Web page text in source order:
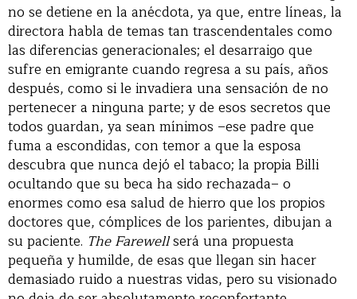
no se detiene en la anécdota, ya que, entre líneas, la
directora habla de temas tan trascendentales como
las diferencias generacionales; el desarraigo que
sufre en emigrante cuando regresa a su país, años
después, como si le invadiera una sensación de no
pertenecer a ninguna parte; y de esos secretos que
todos guardan, ya sean mínimos –ese padre que
fuma a escondidas, con temor a que la esposa
descubra que nunca dejó el tabaco; la propia Billi
ocultando que su beca ha sido rechazada– o
enormes como esa salud de hierro que los propios
doctores que, cómplices de los parientes, dibujan a
su paciente. The Farewellserá una propuesta
pequeña y humilde, de esas que llegan sin hacer
demasiado ruido a nuestras vidas, pero su visionado